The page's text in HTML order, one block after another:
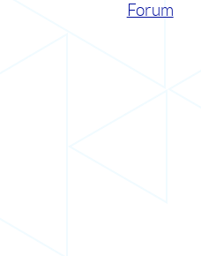
Forum